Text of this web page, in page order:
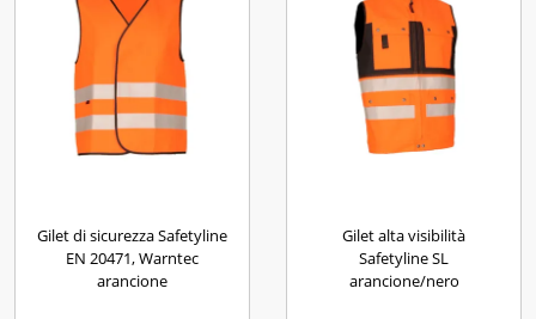
Gilet di sicurezza Safetyline
EN 20471, Warntec
arancione
Gilet alta visibilità
Safetyline SL
arancione/nero